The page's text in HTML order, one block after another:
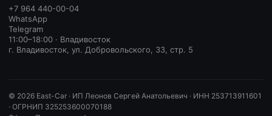
+7 964 440-00-04
WhatsApp
Telegram
11:00–18:00 · Владивосток
г. Владивосток, ул. Добровольского, 33, стр. 5
© 2026 East-Car · ИП Леонов Сергей Анатольевич · ИНН 253713911601
· ОГРНИП 325253600070188